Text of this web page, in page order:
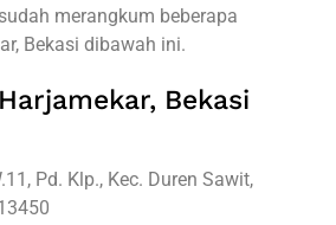
merangkum beberapa
Bekasi dibawah ini.
Bekasi
Pd. Klp., Kec. Duren Sawit,